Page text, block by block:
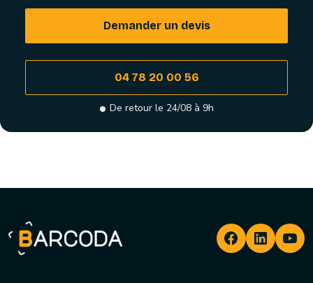
Demander un devis
04 78 20 00 56
De retour le 24/08 à 9h